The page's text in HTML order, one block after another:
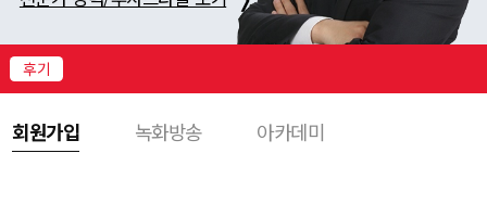
시
고
다
양
서
비
후기
회원가입 녹화방송 아카데미